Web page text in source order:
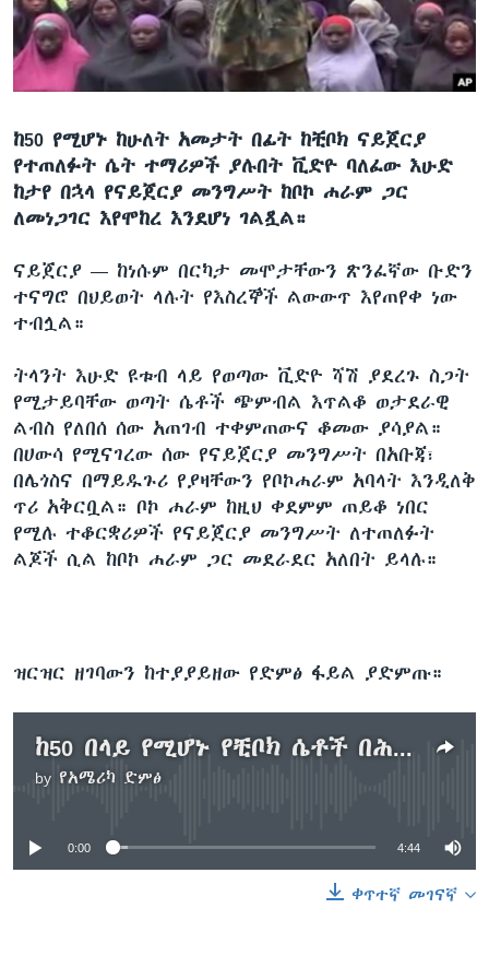
ቋንቋዎች
ከ50 የሚሆኑ ከሁለት አመታት በፊት ከቺቦክ ናይጀርያ
የተጠለፉት ሴት ተማሪዎች ያሉበት ቪድዮ ባለፈው እሁድ
ከታየ በኋላ የናይጀርያ መንግሥት ከቦኮ ሐራም ጋር
ለመነጋገር እየሞከረ እንደሆነ ገልጿል።
ናይጀርያ — ከነሱም በርካታ መሞታቸውን ጽንፈኛው ቡድን
ተናግሮ በህይወት ላሉት የእስረኞች ልውውጥ እየጠየቀ ነው
ተብሏል።
ትላንት እሁድ ዩቱብ ላይ የወጣው ቪድዮ ሻሽ ያደረጉ ስጋት
የሚታይባቸው ወጣት ሴቶች ጭምብል እጥልቆ ወታደራዊ
ልብስ የለበሰ ሰው አጠገብ ተቀምጠውና ቆመው ያሳያል።
በሀውሳ የሚናገረው ሰው የናይጀርያ መንግሥት በአቡጃ፣
በሌጎስና በማይዱጉሪ የያዛቸውን የቦኮሐራም አባላት እንዲለቅ
ጥሪ አቅርቧል። ቦኮ ሐራም ከዚህ ቀደምም ጠይቆ ነበር
የሚሉ ተቆርቋሪዎች የናይጀርያ መንግሥት ለተጠለፉት
ልጆች ሲል ከቦኮ ሐራም ጋር መደራደር አለበት ይላሉ።
ዝርዝር ዘገባውን ከተያያይዘው የድምፅ ፋይል ያድምጡ።
ከ50 በላይ የሚሆኑ የቺቦክ ሴቶች በሕይወት መኖራቸውን የሚያሳይ ቪድዮ ተገኘ
by የአሜሪካ ድምፅ
No media source currently available
0:00 4:44
ቀጥተኛ መገናኛ